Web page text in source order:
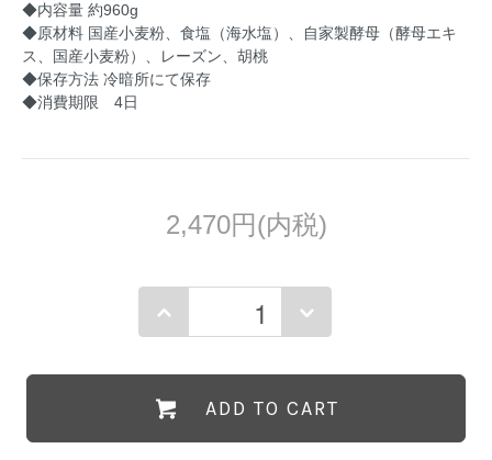
◆内容量 約960g
◆原材料 国産小麦粉、食塩（海水塩）、自家製酵母（酵母エキ
ス、国産小麦粉）、レーズン、胡桃
◆保存方法 冷暗所にて保存
◆消費期限 4日
2,470円(内税)
ADD TO CART